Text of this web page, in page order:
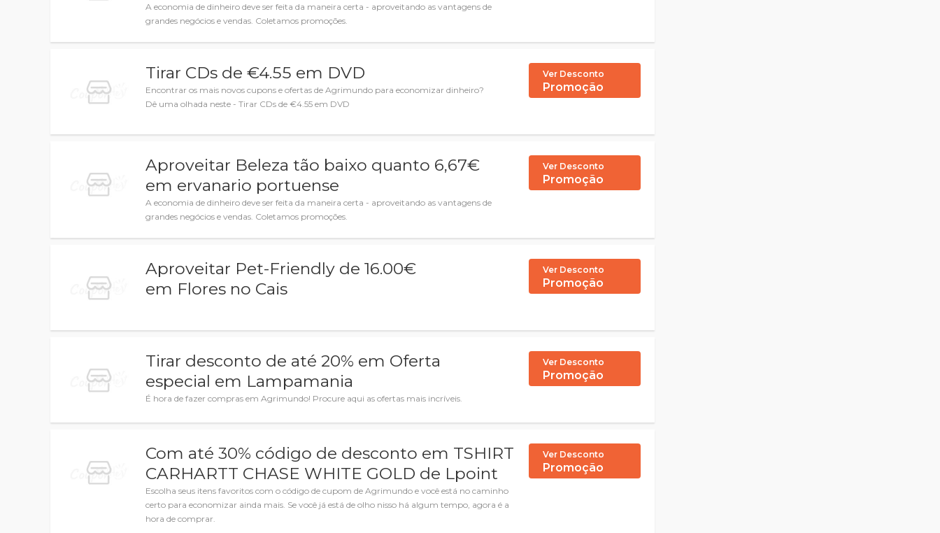
A economia de dinheiro deve ser feita da maneira certa - aproveitando as vantagens de
grandes negócios e vendas. Coletamos promoções.
Tirar CDs de €4.55 em DVD
Encontrar os mais novos cupons e ofertas de Agrimundo para economizar dinheiro?
Dê uma olhada neste - Tirar CDs de €4.55 em DVD
Ver Desconto
Promoção
Aproveitar Beleza tão baixo quanto 6,67€
em ervanario portuense
A economia de dinheiro deve ser feita da maneira certa - aproveitando as vantagens de
grandes negócios e vendas. Coletamos promoções.
Ver Desconto
Promoção
Aproveitar Pet-Friendly de 16.00€
em Flores no Cais
Ver Desconto
Promoção
Tirar desconto de até 20% em Oferta
especial em Lampamania
É hora de fazer compras em Agrimundo! Procure aqui as ofertas mais incríveis.
Ver Desconto
Promoção
Com até 30% código de desconto em TSHIRT
CARHARTT CHASE WHITE GOLD de Lpoint
Escolha seus itens favoritos com o código de cupom de Agrimundo e você está no caminho
certo para economizar ainda mais. Se você já está de olho nisso há algum tempo, agora é a
hora de comprar.
Ver Desconto
Promoção